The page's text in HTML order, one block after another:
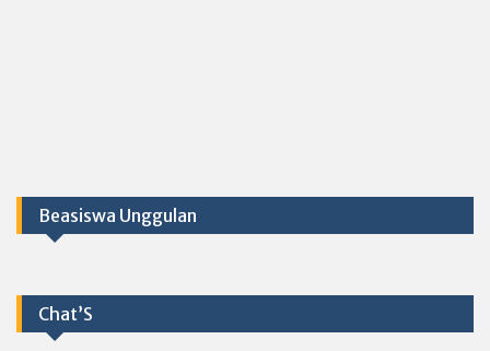
Beasiswa Unggulan
Chat’S